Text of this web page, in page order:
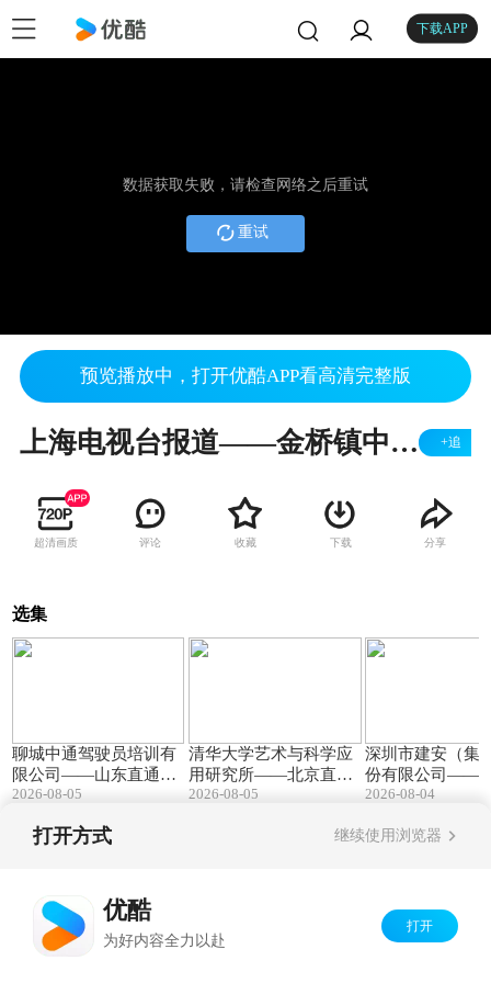
下载APP
数据获取失败，请检查网络之后重试
重试
预览播放中，打开优酷APP看高清完整版
上海电视台报道——金桥镇中心小学：百年“三修”薪火传，教育创新谱新篇 +追
超清画质 评论 收藏 下载 分享
选集
聊城中通驾驶员培训有
限公司——山东直通车
发布山东电视台播出
2026-08-05
清华大学艺术与科学应
用研究所——北京直通
车发布北京电视台播出
2026-08-05
深圳市建安（集
份有限公司——
焦点发布广东电
2026-08-04
打开方式 继续使用浏览器
优酷
为好内容全力以赴
打开